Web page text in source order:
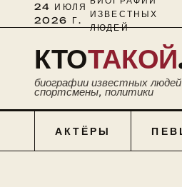
24 ИЮЛЯ
2026 Г.
ИЗВЕСТНЫХ
ЛЮДЕЙ
КТОТАКОЙ
биографии известных
спортсмены, политики
АКТЁРЫ